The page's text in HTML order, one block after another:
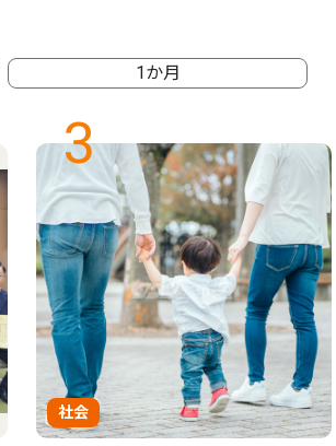
1か月
3
社会